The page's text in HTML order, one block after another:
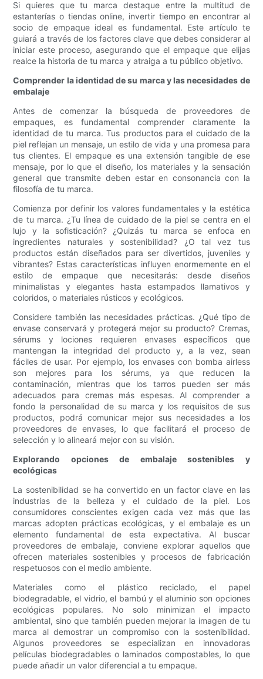
Si quieres que tu marca destaque entre la multitud de
estanterías o tiendas online, invertir tiempo en encontrar al
socio de empaque ideal es fundamental. Este artículo te
guiará a través de los factores clave que debes considerar al
iniciar este proceso, asegurando que el empaque que elijas
realce la historia de tu marca y atraiga a tu público objetivo.
Comprender la identidad de su marca y las necesidades de
embalaje
Antes de comenzar la búsqueda de proveedores de
empaques, es fundamental comprender claramente la
identidad de tu marca. Tus productos para el cuidado de la
piel reflejan un mensaje, un estilo de vida y una promesa para
tus clientes. El empaque es una extensión tangible de ese
mensaje, por lo que el diseño, los materiales y la sensación
general que transmite deben estar en consonancia con la
filosofía de tu marca.
Comienza por definir los valores fundamentales y la estética
de tu marca. ¿Tu línea de cuidado de la piel se centra en el
lujo y la sofisticación? ¿Quizás tu marca se enfoca en
ingredientes naturales y sostenibilidad? ¿O tal vez tus
productos están diseñados para ser divertidos, juveniles y
vibrantes? Estas características influyen enormemente en el
estilo de empaque que necesitarás: desde diseños
minimalistas y elegantes hasta estampados llamativos y
coloridos, o materiales rústicos y ecológicos.
Considere también las necesidades prácticas. ¿Qué tipo de
envase conservará y protegerá mejor su producto? Cremas,
sérums y lociones requieren envases específicos que
mantengan la integridad del producto y, a la vez, sean
fáciles de usar. Por ejemplo, los envases con bomba airless
son mejores para los sérums, ya que reducen la
contaminación, mientras que los tarros pueden ser más
adecuados para cremas más espesas. Al comprender a
fondo la personalidad de su marca y los requisitos de sus
productos, podrá comunicar mejor sus necesidades a los
proveedores de envases, lo que facilitará el proceso de
selección y lo alineará mejor con su visión.
Explorando opciones de embalaje sostenibles y
ecológicas
La sostenibilidad se ha convertido en un factor clave en las
industrias de la belleza y el cuidado de la piel. Los
consumidores conscientes exigen cada vez más que las
marcas adopten prácticas ecológicas, y el embalaje es un
elemento fundamental de esta expectativa. Al buscar
proveedores de embalaje, conviene explorar aquellos que
ofrecen materiales sostenibles y procesos de fabricación
respetuosos con el medio ambiente.
Materiales como el plástico reciclado, el papel
biodegradable, el vidrio, el bambú y el aluminio son opciones
ecológicas populares. No solo minimizan el impacto
ambiental, sino que también pueden mejorar la imagen de tu
marca al demostrar un compromiso con la sostenibilidad.
Algunos proveedores se especializan en innovadoras
películas biodegradables o laminados compostables, lo que
puede añadir un valor diferencial a tu empaque.